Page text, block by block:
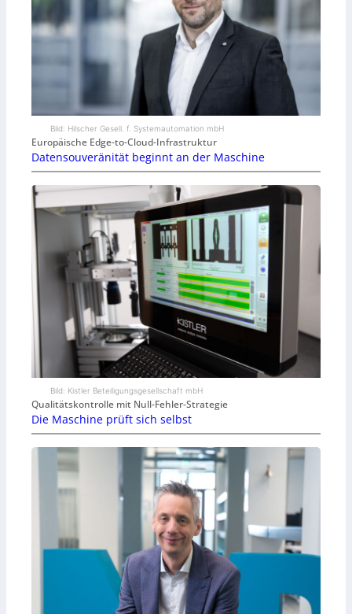
Bild: Hilscher Gesell. f. Systemautomation mbH
Europäische Edge-to-Cloud-Infrastruktur
Datensouveränität beginnt an der Maschine
Bild: Kistler Beteiligungsgesellschaft mbH
Qualitätskontrolle mit Null-Fehler-Strategie
Die Maschine prüft sich selbst